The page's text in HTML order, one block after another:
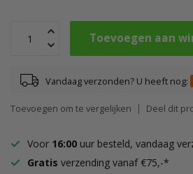
Toevoegen aan
Vandaag verzonden? U heeft nog:
Toevoegen om te vergelijken Deel dit
Voor 16:00 uur besteld, vandaag
Gratis verzending vanaf €75,-*